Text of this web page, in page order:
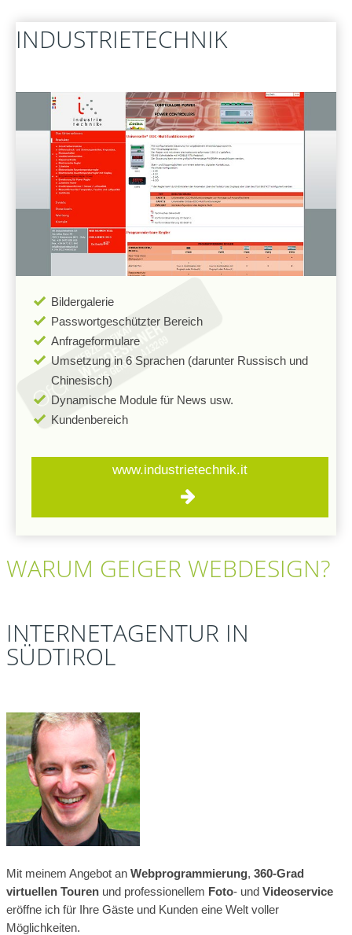
FERNWARTUNG
INDUSTRIETECHNIK
Bildergalerie
Passwortgeschützter Bereich
Anfrageformulare
Umsetzung in 6 Sprachen (darunter Russisch und
Chinesisch)
Dynamische Module für News usw.
Kundenbereich
www.industrietechnik.it
WARUM GEIGER WEBDESIGN?
INTERNETAGENTUR IN
SÜDTIROL
Mit meinem Angebot an Webprogrammierung, 360-Grad
virtuellen Touren und professionellem Foto- und Videoservice
eröffne ich für Ihre Gäste und Kunden eine Welt voller
Möglichkeiten.